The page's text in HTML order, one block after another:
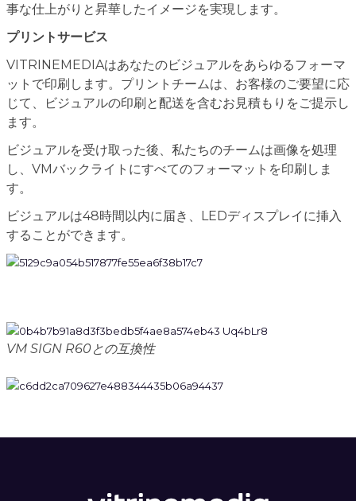
事な仕上がりと昇華したイメージを実現します。
プリントサービス
VITRINEMEDIAはあなたのビジュアルをあらゆるフォーマ
ットで印刷します。プリントチームは、お客様のご要望に応
じて、ビジュアルの印刷と配送を含むお見積もりをご提示し
ます。
ビジュアルを受け取った後、私たちのチームは画像を処理
し、VMバックライトにすべてのフォーマットを印刷しま
す。
ビジュアルは48時間以内に届き、LEDディスプレイに挿入
することができます。
VM SIGN R60との互換性